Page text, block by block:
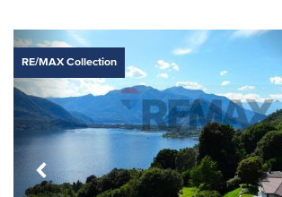
RE/MAX Collection